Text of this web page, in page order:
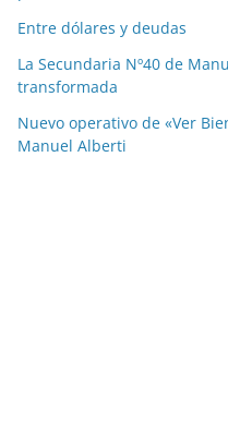
Entre dólares y deudas
La Secundaria Nº40 de
transformada
Nuevo operativo de «Ver
Manuel Alberti